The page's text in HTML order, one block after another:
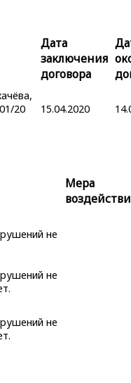
Дата
заключения
договора
20
15.04.2020
Мера
не
не
не